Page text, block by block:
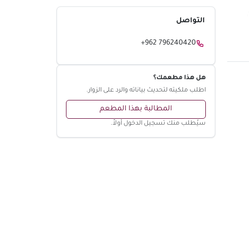
التواصل
+962 796240420
هل هذا مطعمك؟
اطلب ملكيته لتحديث بياناته والرد على الزوار.
المطالبة بهذا المطعم
سيُطلب منك تسجيل الدخول أولاً.